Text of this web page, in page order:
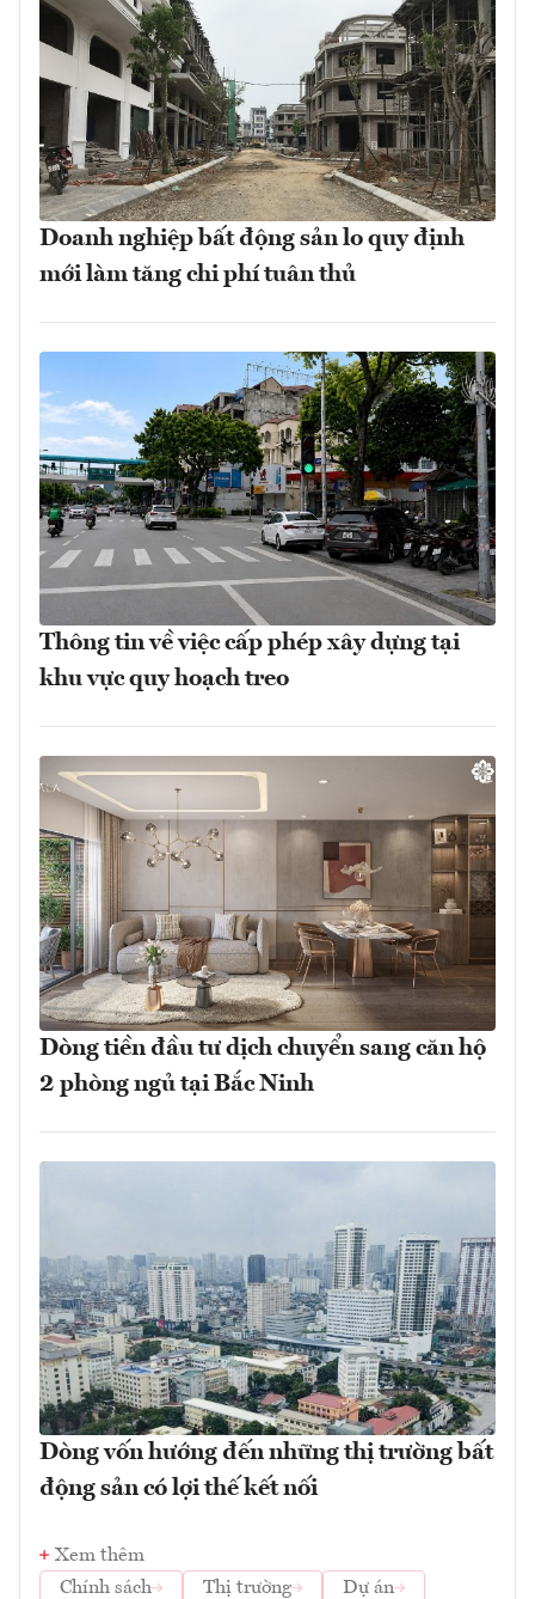
Doanh nghiệp bất động sản lo quy định
mới làm tăng chi phí tuân thủ
Thông tin về việc cấp phép xây dựng tại
khu vực quy hoạch treo
Dòng tiền đầu tư dịch chuyển sang căn hộ
2 phòng ngủ tại Bắc Ninh
Dòng vốn hướng đến những thị trường bất
động sản có lợi thế kết nối
Xem thêm
Chính sách
Thị trường
Dự án